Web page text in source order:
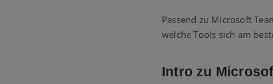
Passend zu Microsoft
welche Tools sich am
Intro zu